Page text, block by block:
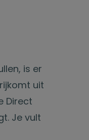
is er
uit
Direct
Je vult